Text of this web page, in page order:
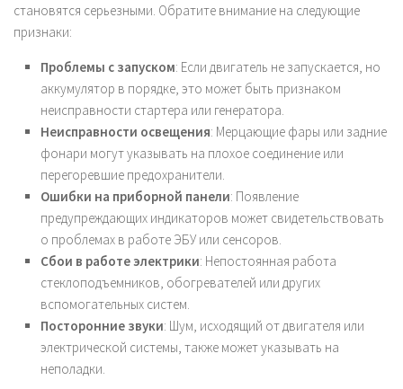
становятся серьезными. Обратите внимание на следующие
признаки:
Проблемы с запуском: Если двигатель не запускается, но
аккумулятор в порядке, это может быть признаком
неисправности стартера или генератора.
Неисправности освещения: Мерцающие фары или задние
фонари могут указывать на плохое соединение или
перегоревшие предохранители.
Ошибки на приборной панели: Появление
предупреждающих индикаторов может свидетельствовать
о проблемах в работе ЭБУ или сенсоров.
Сбои в работе электрики: Непостоянная работа
стеклоподъемников, обогревателей или других
вспомогательных систем.
Посторонние звуки: Шум, исходящий от двигателя или
электрической системы, также может указывать на
неполадки.